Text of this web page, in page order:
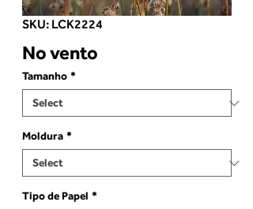
SKU: LCK2224
No vento
Tamanho *
Moldura *
Tipo de Papel *